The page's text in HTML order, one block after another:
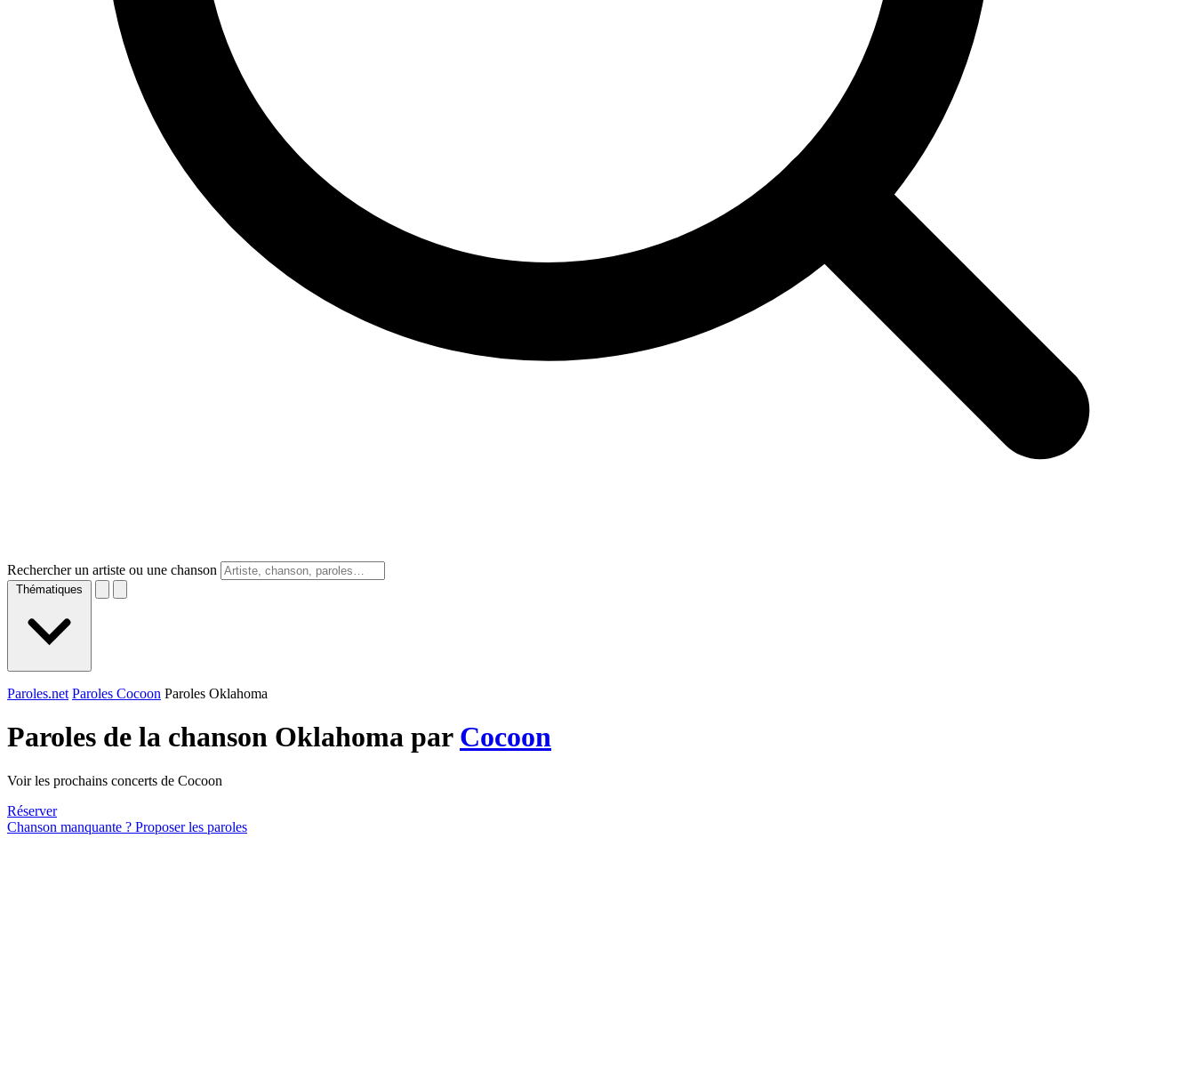
Rechercher un artiste ou une chanson
Thématiques
Paroles.net Paroles Cocoon Paroles Oklahoma
Paroles de la chanson Oklahoma par Cocoon
Voir les prochains concerts de Cocoon
Réserver
Chanson manquante ? Proposer les paroles